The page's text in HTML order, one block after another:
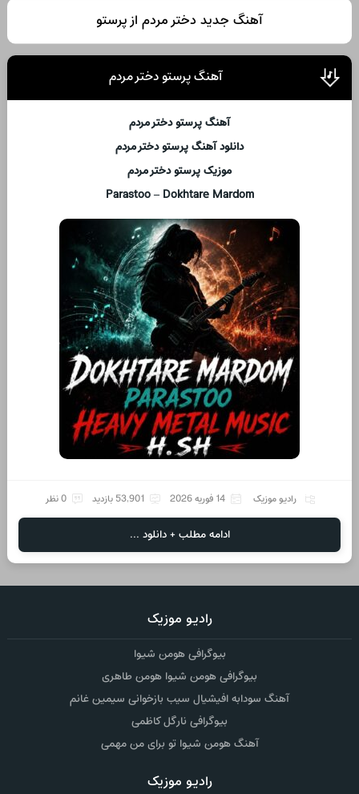
آهنگ جدید دختر مردم از پرستو
آهنگ پرستو دختر مردم
آهنگ پرستو دختر مردم
دانلود آهنگ پرستو دختر مردم
موزیک پرستو دختر مردم
Parastoo – Dokhtare Mardom
رادیو موزیک 14 فوریه 2026 53,901 بازدید 0 نظر
ادامه مطلب + دانلود ...
رادیو موزیک
بیوگرافی هومن شیوا
بیوگرافی هومن شیوا هومن طاهری
آهنگ سودابه افیشیال سیب بازخوانی سیمین غانم
بیوگرافی نارگل کاظمی
آهنگ هومن شیوا تو برای من مهمی
رادیو موزیک